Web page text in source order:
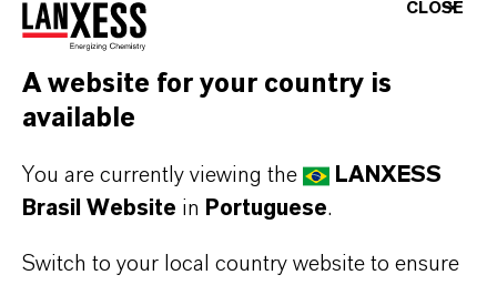
Aqui você pode baixar as fichas técnicas dos
produtos. Ao selecionar uma opção nos menus
suspensos, os links para download serão exibidos.
CLOSE
A website for your country is
available
You are currently viewing the
LANXESS
Brasil Website in Portuguese.
Switch to your local country website to ensure